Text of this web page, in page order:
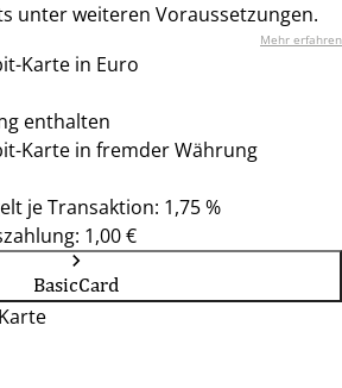
unter weiteren Voraussetzungen.
Mehr erfahren
Karte in Euro
enthalten
Karte in fremder Währung
je Transaktion: 1,75 %
1,00 €
BasicCard